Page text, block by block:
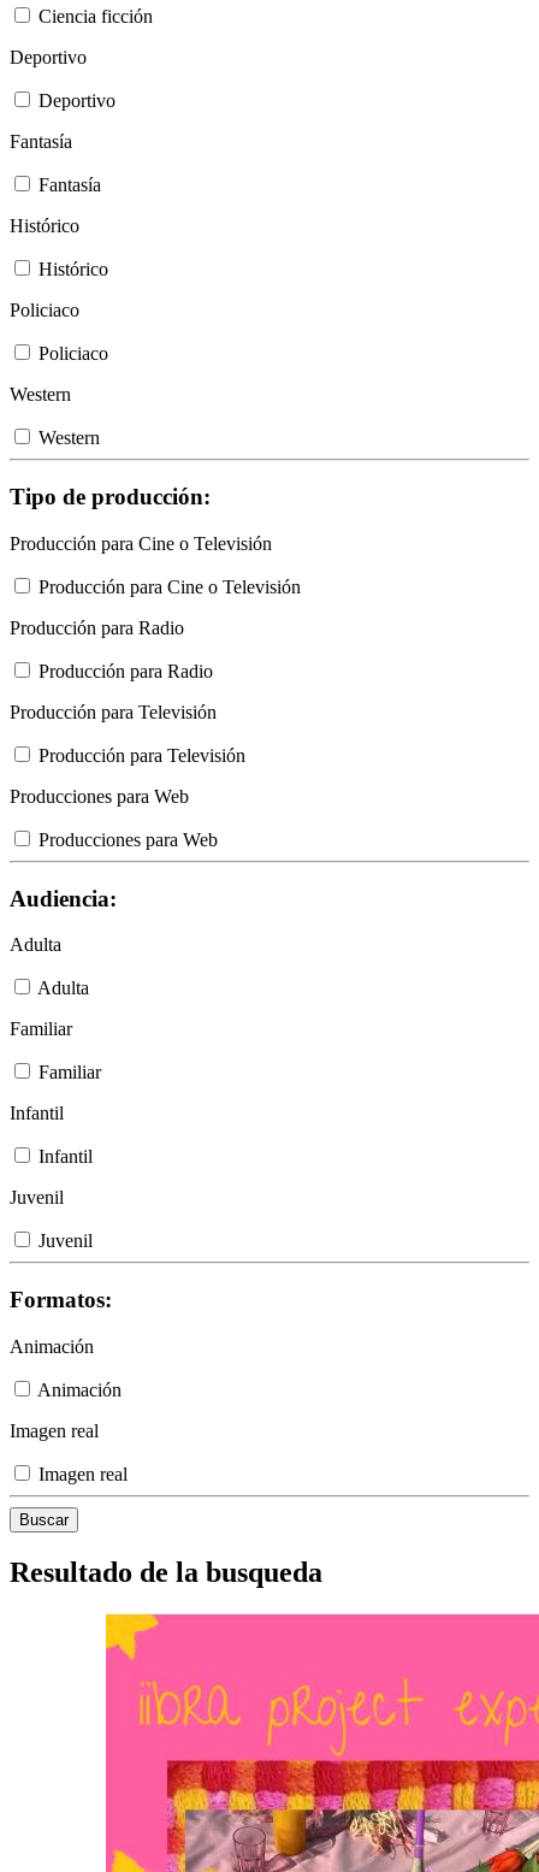
Ciencia ficción
Deportivo
Deportivo
Fantasía
Fantasía
Histórico
Histórico
Policiaco
Policiaco
Western
Western
Tipo de producción:
Producción para Cine o Televisión
Producción para Cine o Televisión
Producción para Radio
Producción para Radio
Producción para Televisión
Producción para Televisión
Producciones para Web
Producciones para Web
Audiencia:
Adulta
Adulta
Familiar
Familiar
Infantil
Infantil
Juvenil
Juvenil
Formatos:
Animación
Animación
Imagen real
Imagen real
Resultado de la busqueda